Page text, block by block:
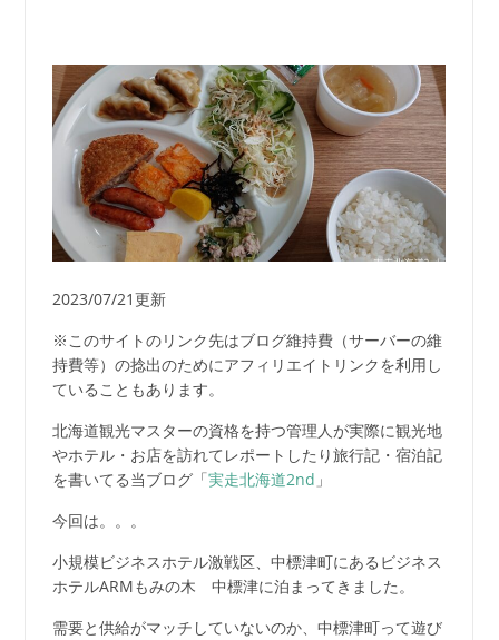
2023/07/21更新
※このサイトのリンク先はブログ維持費（サーバーの維
持費等）の捻出のためにアフィリエイトリンクを利用し
ていることもあります。
北海道観光マスターの資格を持つ管理人が実際に観光地
やホテル・お店を訪れてレポートしたり旅行記・宿泊記
を書いてる当ブログ「実走北海道2nd 」
今回は。。。
小規模ビジネスホテル激戦区、中標津町にあるビジネス
ホテルARMもみの木 中標津に泊まってきました。
需要と供給がマッチしていないのか、中標津町って遊び